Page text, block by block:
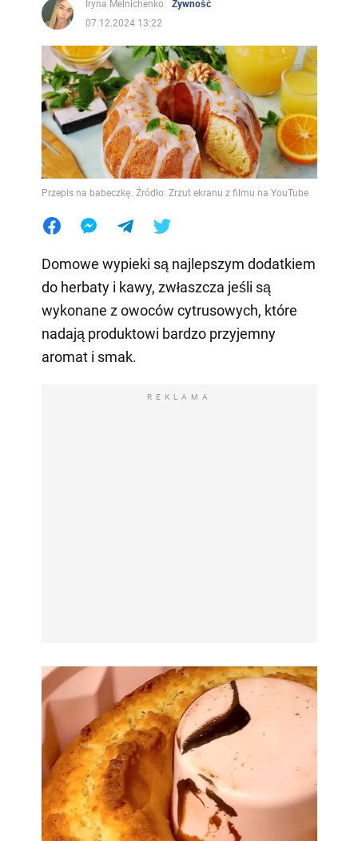
Iryna Melnichenko
Żywność
07.12.2024 13:22
Przepis na babeczkę. Źródło: Zrzut ekranu z filmu na YouTube
Domowe wypieki są najlepszym dodatkiem
do herbaty i kawy, zwłaszcza jeśli są
wykonane z owoców cytrusowych, które
nadają produktowi bardzo przyjemny
aromat i smak.
REKLAMA